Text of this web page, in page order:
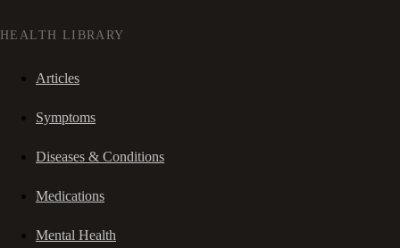
HEALTH LIBRARY
Articles
Symptoms
Diseases & Conditions
Medications
Mental Health